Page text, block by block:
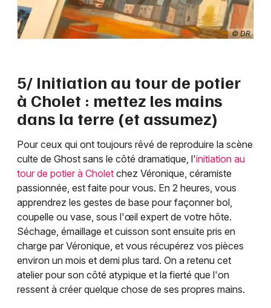
© DR
5/ Initiation au tour de potier
à Cholet : mettez les mains
dans la terre (et assumez)
Pour ceux qui ont toujours rêvé de reproduire la scène
culte de Ghost sans le côté dramatique, l'initiation au
tour de potier à Cholet chez Véronique, céramiste
passionnée, est faite pour vous. En 2 heures, vous
apprendrez les gestes de base pour façonner bol,
coupelle ou vase, sous l'œil expert de votre hôte.
Séchage, émaillage et cuisson sont ensuite pris en
charge par Véronique, et vous récupérez vos pièces
environ un mois et demi plus tard. On a retenu cet
atelier pour son côté atypique et la fierté que l'on
ressent à créer quelque chose de ses propres mains.